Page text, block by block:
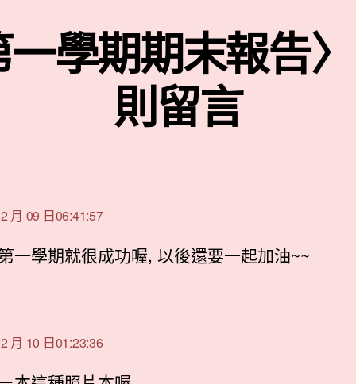
學期期末報告
則留言
月 09 日06:41:57
一學期就很成功喔, 以後還要一起加油~~
月 10 日01:23:36